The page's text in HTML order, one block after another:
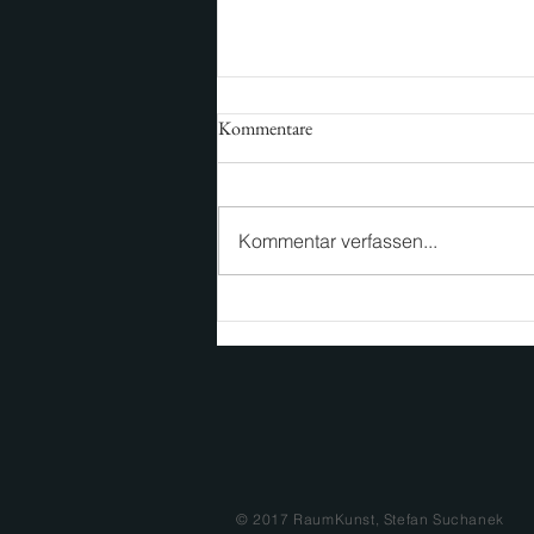
Münchner Handelsimmobilientag
Kommentare
Kommentar verfassen...
© 2017 RaumKunst, Stefan Suchanek